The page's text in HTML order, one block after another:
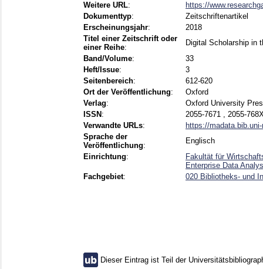
Weitere URL:
https://
Dokumenttyp:
Zeitschriftenartikel
Erscheinungsjahr:
2018
Titel einer Zeitschrift oder
einer Reihe:
Digital Scholarship in
Band/Volume:
33
Heft/Issue:
3
Seitenbereich:
612-620
Ort der Veröffentlichung:
Oxford
Verlag:
Oxford University
ISSN :
2055-7671 , 2055-
Verwandte URLs:
https://
Sprache der
Veröffentlichung:
Englisch
Einrichtung:
Fakultät für
Enterprise Data
Fachgebiet: 020 Bibliotheks- und
Dieser Eintrag ist Teil der